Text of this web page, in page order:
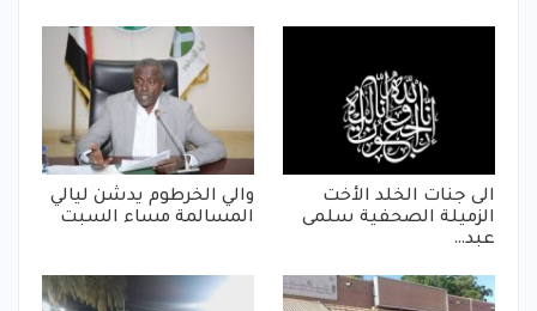
الى جنات الخلد الأخت
الزميلة الصحفية سلمى
عبد…
والي الخرطوم يدشن ليالي
المسالمة مساء السبت